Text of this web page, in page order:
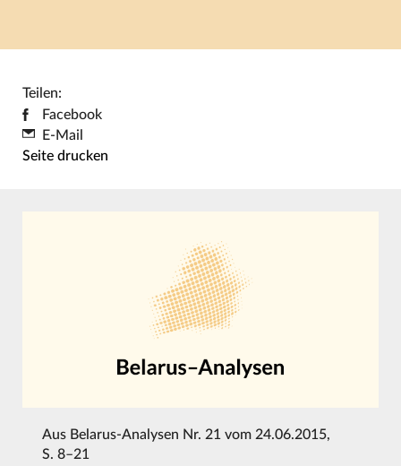
Teilen:
Facebook
E-Mail
Seite drucken
Aus Belarus-Analysen Nr. 21 vom 24.06.2015,
S. 8–21